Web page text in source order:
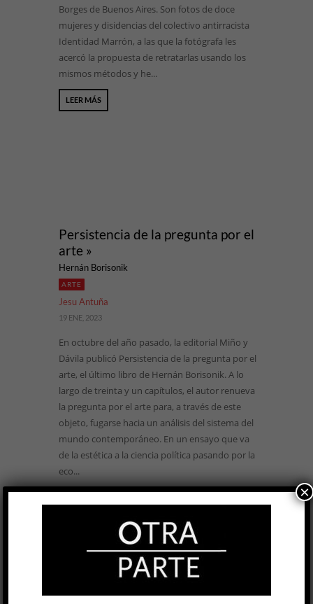
Borges de Buenos Aires. Son fotos de doce
mujeres y disidencias del colectivo antirracista
Identidad Marrón, a las que la fotógrafa les
acercó la propuesta de retratarlas usando los
mismos métodos y he...
LEER MÁS
Persistencia de la pregunta por el
arte »
Hernán Borisonik
ARTE
Jesu Antuña
19 ENE, 2023
En octubre del año pasado, la editorial Miño y
Dávila publicó Persistencia de la pregunta por el
arte, el último libro de Hernán Borisonik. A lo
largo de treinta y un capítulos, el autor renueva
la pregunta por el arte para, a través de este
objeto, fugarse hacia un análisis del sistema del
mundo contemporáneo. En un ensayo que va
de la estética a la ciencia política pasando por la
eco...
×